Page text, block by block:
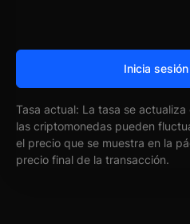
Inicia
Tasa actual: La tasa se
las criptomonedas pueden
el precio que se muestra en la
precio final de la transacción.